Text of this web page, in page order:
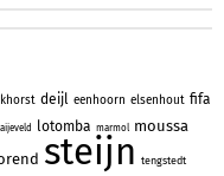
deijl eenhoorn elsenhout fifa
lotomba marmol moussa
steijn tengstedt